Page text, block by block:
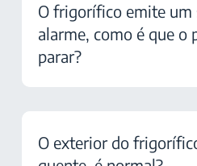
O frigorífico emite um
alarme, como é que o
parar?
O exterior do